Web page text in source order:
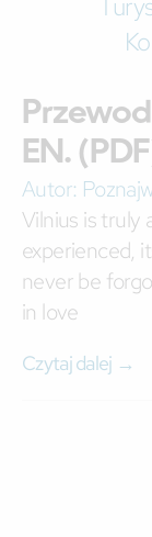
EN.
Autor:
Vilnius is truly
experienced,
never be
in love
Czytaj dalej →